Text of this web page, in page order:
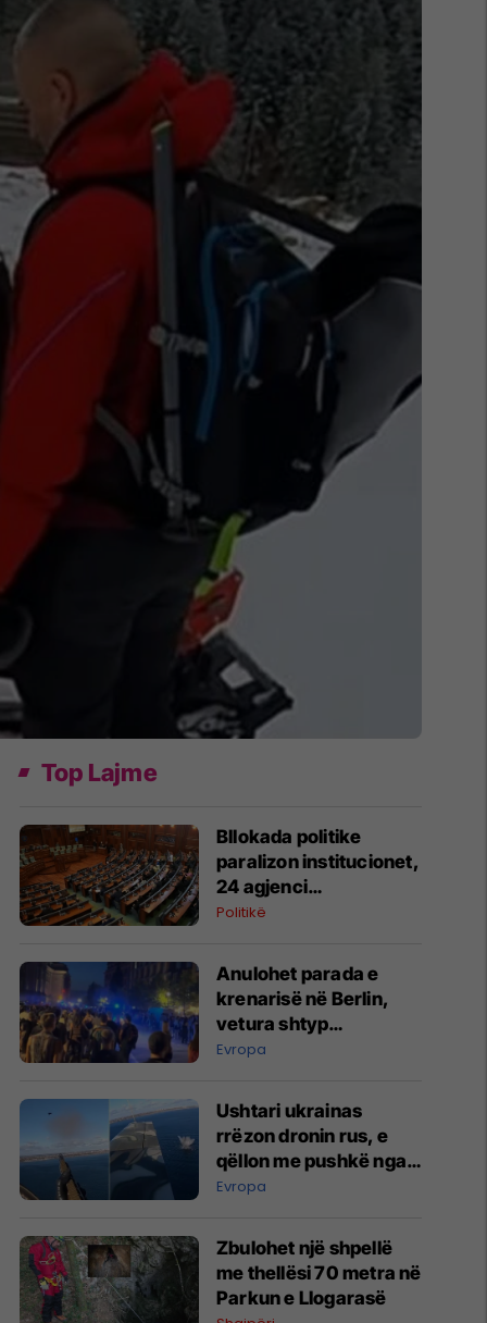
Top Lajme
Bllokada politike
paralizon institucionet,
24 agjenci
funksionojnë me
ose jo të plota
Politikë
Anulohet parada e
krenarisë në Berlin,
vetura shtyp
pjesëmarrësit –
lënduar
Evropa
Ushtari ukrainas
rrëzon dronin rus, e
qëllon me pushkë nga
kabina e aeroplanit
Evropa
Zbulohet një shpellë
me thellësi 70 metra në
Parkun e Llogarasë